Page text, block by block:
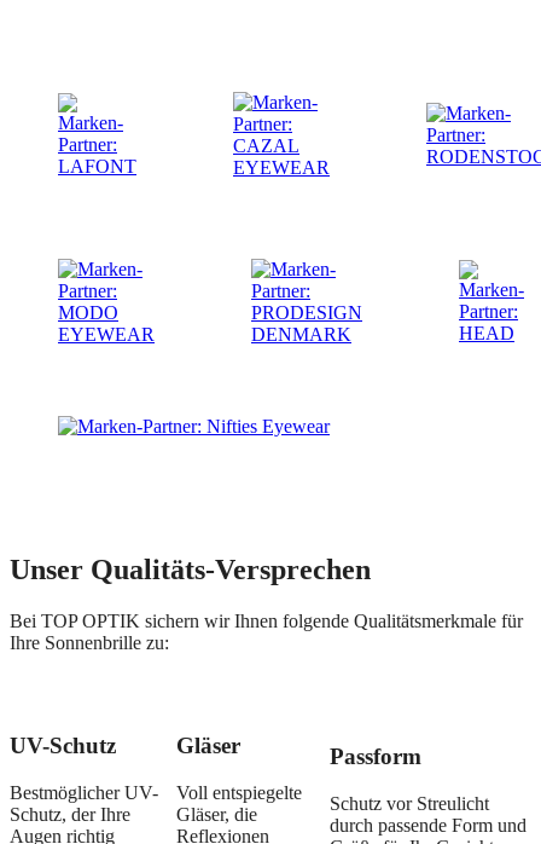
Unser Qualitäts-Versprechen
Bei TOP OPTIK sichern wir Ihnen folgende Qualitätsmerkmale für
Ihre Sonnenbrille zu:
UV-Schutz
Bestmöglicher UV-
Schutz, der Ihre
Augen richtig
Gläser
Voll entspiegelte
Gläser, die
Reflexionen
Passform
Schutz vor Streulicht
durch passende Form und